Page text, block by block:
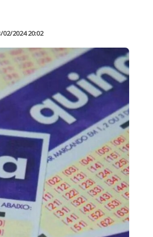
02/2024 20:02